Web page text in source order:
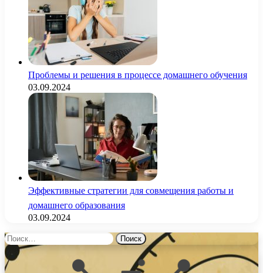
Проблемы и решения в процессе домашнего обучения
03.09.2024
Эффективные стратегии для совмещения работы и
домашнего образования
03.09.2024
Найти: